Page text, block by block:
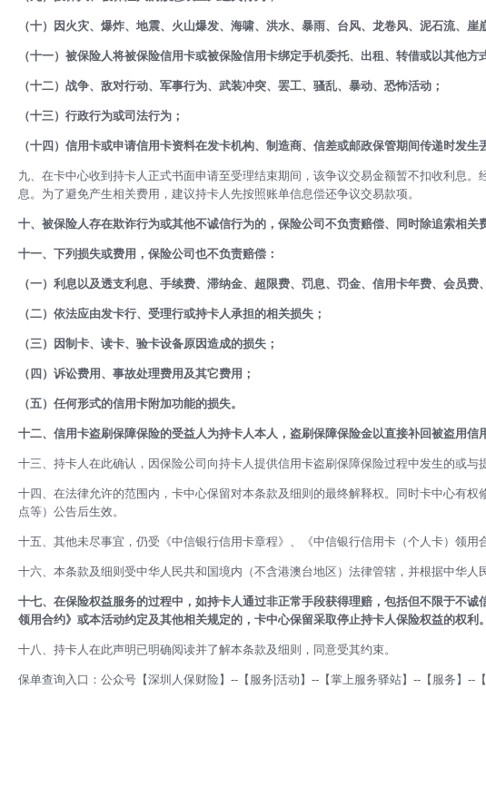
（十）因火灾、爆炸、地震、火山爆发、海啸、洪水、暴雨、台风、龙卷风、泥石流、
（十一）被保险人将被保险信用卡或被保险信用卡绑定手机委托、出租、转借或以其他方
（十二）战争、敌对行动、军事行为、武装冲突、罢工、骚乱、暴动、恐怖活动；
（十三）行政行为或司法行为；
（十四）信用卡或申请信用卡资料在发卡机构、制造商、信差或邮政保管期间传递时发生
九、在卡中心收到持卡人正式书面申请至受理结束期间，该争议交易金额暂不扣收利息
息。为了避免产生相关费用，建议持卡人先按照账单信息偿还争议交易款项。
十、被保险人存在欺诈行为或其他不诚信行为的，保险公司不负责赔偿、同时除追索相关
十一、下列损失或费用，保险公司也不负责赔偿：
（一）利息以及透支利息、手续费、滞纳金、超限费、罚息、罚金、信用卡年费、会员
（二）依法应由发卡行、受理行或持卡人承担的相关损失；
（三）因制卡、读卡、验卡设备原因造成的损失；
（四）诉讼费用、事故处理费用及其它费用；
（五）任何形式的信用卡附加功能的损失。
十二、信用卡盗刷保障保险的受益人为持卡人本人，盗刷保障保险金以直接补回被盗用信
十三、持卡人在此确认，因保险公司向持卡人提供信用卡盗刷保障保险过程中发生的或
十四、在法律允许的范围内，卡中心保留对本条款及细则的最终解释权。同时卡中心有
点等）公告后生效。
十五、其他未尽事宜，仍受《中信银行信用卡章程》、《中信银行信用卡（个人卡）领用
十六、本条款及细则受中华人民共和国境内（不含港澳台地区）法律管辖，并根据中华人
十七、在保险权益服务的过程中，如持卡人通过非正常手段获得理赔，包括但不限于不
领用合约》或本活动约定及其他相关规定的，卡中心保留采取停止持卡人保险权益的权利。
十八、持卡人在此声明已明确阅读并了解本条款及细则，同意受其约束。
保单查询入口：公众号【深圳人保财险】--【服务|活动】--【掌上服务驿站】--【服务】--